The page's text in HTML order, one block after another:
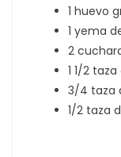
1 huevo
1 yema
2
1 1/2
3/4 taza
1/2 taza